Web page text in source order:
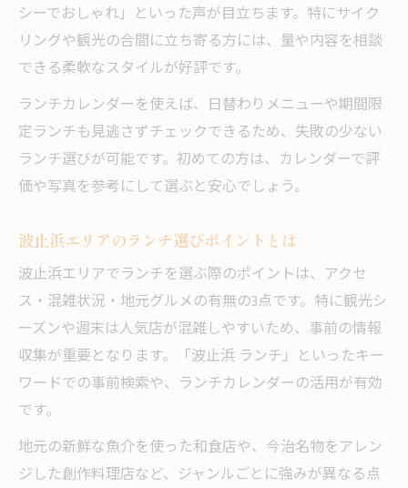
シーでおしゃれ」といった声が目立ちます。特にサイク
リングや観光の合間に立ち寄る方には、量や内容を相談
できる柔軟なスタイルが好評です。
ランチカレンダーを使えば、日替わりメニューや期間限
定ランチも見逃さずチェックできるため、失敗の少ない
ランチ選びが可能です。初めての方は、カレンダーで評
価や写真を参考にして選ぶと安心でしょう。
波止浜エリアのランチ選びポイントとは
波止浜エリアでランチを選ぶ際のポイントは、アクセ
ス・混雑状況・地元グルメの有無の3点です。特に観光シ
ーズンや週末は人気店が混雑しやすいため、事前の情報
収集が重要となります。「波止浜 ランチ」といったキー
ワードでの事前検索や、ランチカレンダーの活用が有効
です。
地元の新鮮な魚介を使った和食店や、今治名物をアレン
ジした創作料理店など、ジャンルごとに強みが異なる点